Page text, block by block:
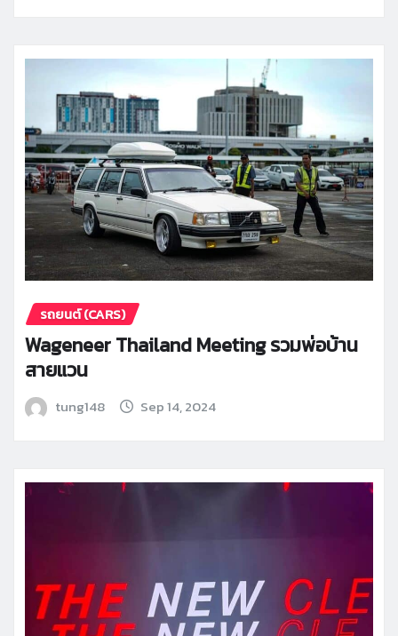
รถยนต์ (CARS)
Wageneer Thailand Meeting รวมพ่อบ้าน
สายแวน
tung148 Sep 14, 2024